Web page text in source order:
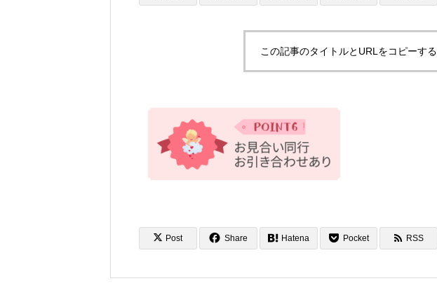
この記事のタイトルとURLをコピーする
Post Share Hatena Pocket RSS